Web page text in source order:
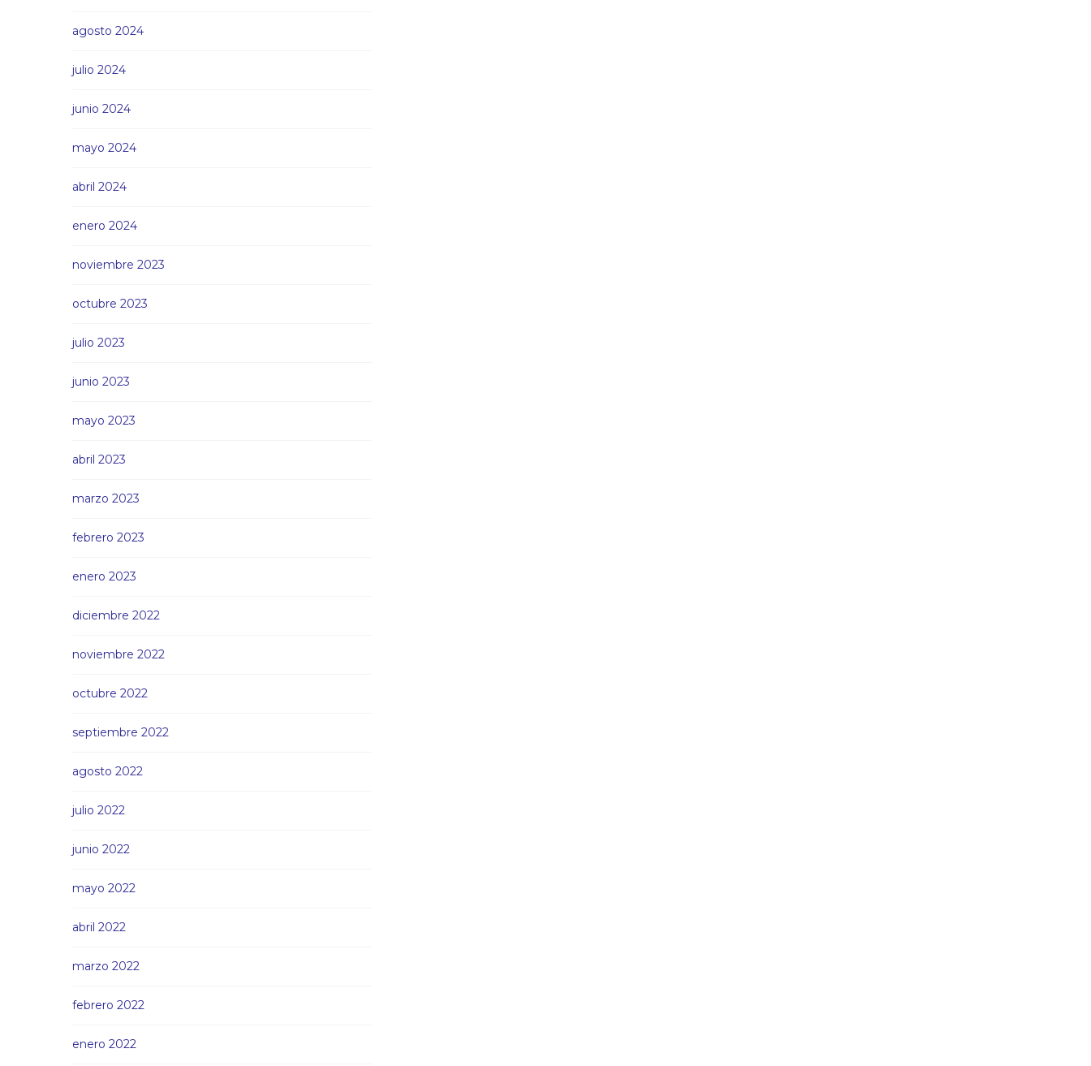
agosto 2024
julio 2024
junio 2024
mayo 2024
abril 2024
enero 2024
noviembre 2023
octubre 2023
julio 2023
junio 2023
mayo 2023
abril 2023
marzo 2023
febrero 2023
enero 2023
diciembre 2022
noviembre 2022
octubre 2022
septiembre 2022
agosto 2022
julio 2022
junio 2022
mayo 2022
abril 2022
marzo 2022
febrero 2022
enero 2022